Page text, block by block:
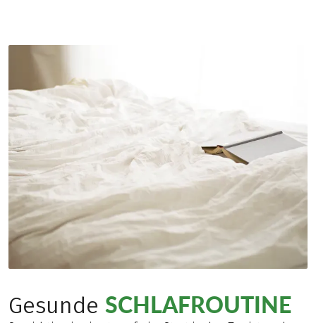
Gesunde SCHLAFROUTINE